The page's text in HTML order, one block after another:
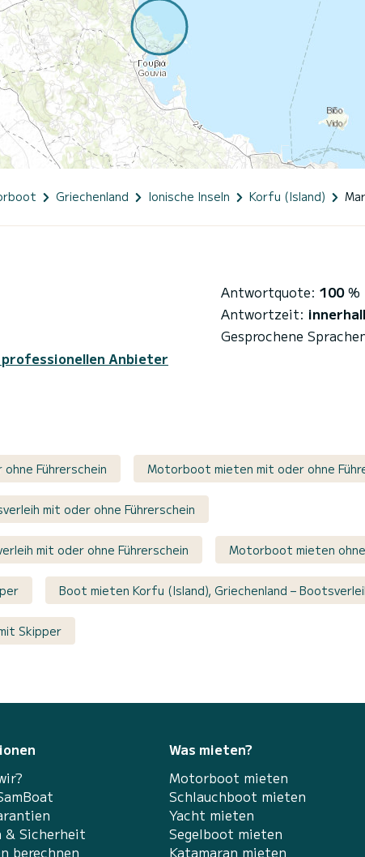
Griechenland Ionische Inseln Korfu (Island)
professionellen Anbieter
Antwortquote: 100%
Antwortzeit:
Gesprochene
Führerschein Motorboot mieten mit oder ohne
mit oder ohne Führerschein
mit oder ohne Führerschein Motorboot mieten
Boot mieten Korfu (Island), Griechenland –
Skipper
& Sicherheit
berechnen
Was mieten?
Motorboot mieten
Schlauchboot mieten
Yacht mieten
Segelboot mieten
Katamaran mieten